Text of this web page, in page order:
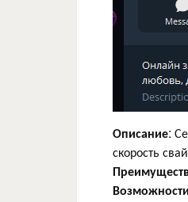
Описание:
скорость
Возможности